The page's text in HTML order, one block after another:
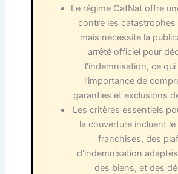
Le régime CatNat offre
contre les catastrophes
mais nécessite la
arrêté officiel pour
l'indemnisation, ce
l'importance de
garanties et exclusions
Les critères essentiels
la couverture incluent
franchises, des
d'indemnisation
des biens, et des